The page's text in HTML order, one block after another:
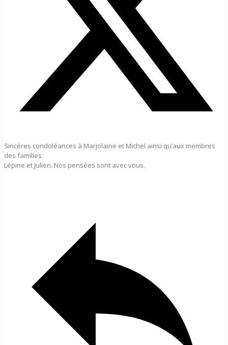
Sincères condoléances à Marjolaine et Michel ainsi qu’aux membres
des familles
Lépine et Julien. Nos pensées sont avec vous.